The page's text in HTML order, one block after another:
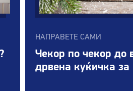
НАПРАВЕТЕ САМИ
Чекор по чекор до
дрвена куќичка за